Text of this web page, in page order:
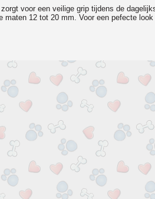
voor een veilige grip tijdens de
12 tot 20 mm. Voor een pefecte